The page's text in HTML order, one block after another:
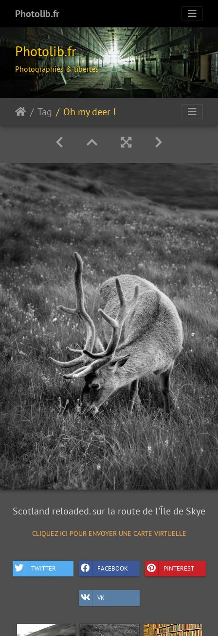
Photolib.fr
Photolib.fr
Photographies & libertés
Tag Oh my deer !
Scotland reloaded. sur la route de l'Île de Skye
CLIQUEZ ICI POUR ENVOYER UNE CARTE VIRTUELLE
TWITTER FACEBOOK PINTEREST
VK